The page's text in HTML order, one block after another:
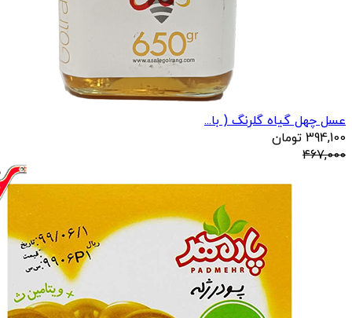
عسل چهل گیاه گلرنگ ( با...
394,100 تومان
467,000